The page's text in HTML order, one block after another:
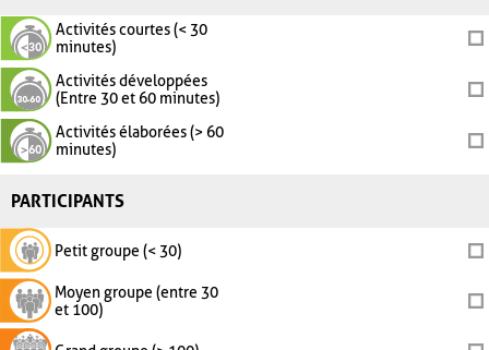
Activités courtes (< 30
minutes)
Activités développées
(Entre 30 et 60 minutes)
Activités élaborées (> 60
minutes)
PARTICIPANTS
Petit groupe (< 30)
Moyen groupe (entre 30
et 100)